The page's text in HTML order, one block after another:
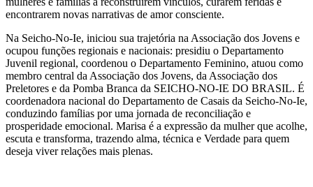
encontrarem novas narrativas de amor consciente.
Na Seicho-No-Ie, iniciou sua trajetória na Associação dos Jovens e
ocupou funções regionais e nacionais: presidiu o Departamento
Juvenil regional, coordenou o Departamento Feminino, atuou como
membro central da Associação dos Jovens, da Associação dos
Preletores e da Pomba Branca da SEICHO-NO-IE DO BRASIL. É
coordenadora nacional do Departamento de Casais da Seicho-No-Ie,
conduzindo famílias por uma jornada de reconciliação e
prosperidade emocional. Marisa é a expressão da mulher que acolhe,
escuta e transforma, trazendo alma, técnica e Verdade para quem
deseja viver relações mais plenas.